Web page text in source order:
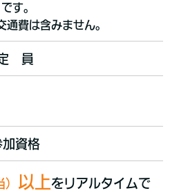
す。
費は含みません。
員
加資格
以上をリアルタイムで